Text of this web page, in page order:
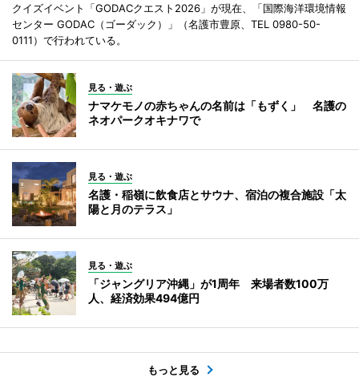
クイズイベント「GODACクエスト2026」が現在、「国際海洋環境情報
センター GODAC（ゴーダック）」（名護市豊原、TEL 0980-50-
0111）で行われている。
見る・遊ぶ
ナマケモノの赤ちゃんの名前は「もずく」 名護の
ネオパークオキナワで
見る・遊ぶ
名護・稲嶺に飲食店とサウナ、宿泊の複合施設「太
陽と月のテラス」
見る・遊ぶ
「ジャングリア沖縄」が1周年 来場者数100万
人、経済効果494億円
もっと見る